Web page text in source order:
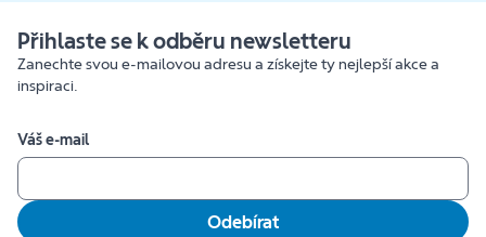
Přihlaste se k odběru newsletteru
Zanechte svou e-mailovou adresu a získejte ty nejlepší akce a
inspiraci.
Váš e-mail
Odebírat